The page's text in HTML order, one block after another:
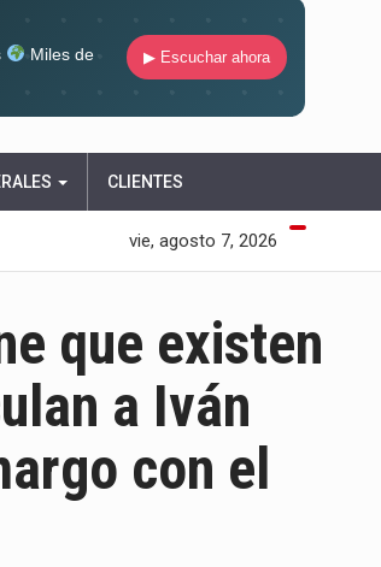
Miles de
▶ Escuchar ahora
CLIENTES
vie, agosto 7, 2026
que existen
a Iván
con el